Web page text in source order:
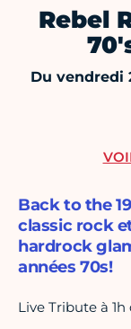
Rebel
Du vendredi
Back to the
classic rock
hardrock
années 70s!
Live Tribute à